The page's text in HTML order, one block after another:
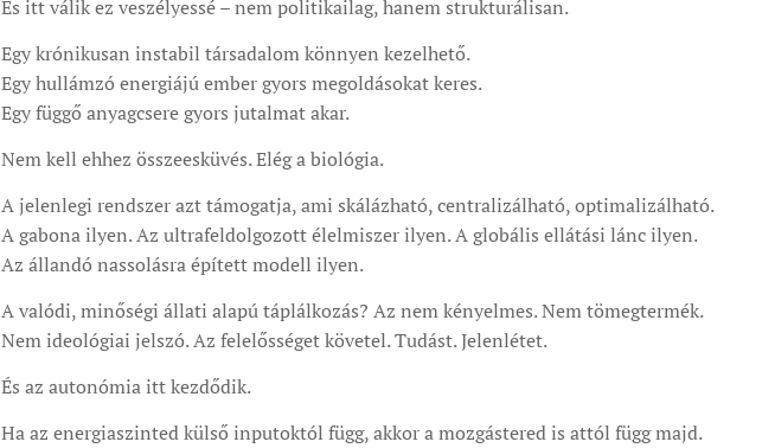
És itt válik ez veszélyessé – nem politikailag, hanem strukturálisan.
Egy krónikusan instabil társadalom könnyen kezelhető.
Egy hullámzó energiájú ember gyors megoldásokat keres.
Egy függő anyagcsere gyors jutalmat akar.
Nem kell ehhez összeesküvés. Elég a biológia.
A jelenlegi rendszer azt támogatja, ami skálázható, centralizálható, optimalizálható.
A gabona ilyen. Az ultrafeldolgozott élelmiszer ilyen. A globális ellátási lánc ilyen.
Az állandó nassolásra épített modell ilyen.
A valódi, minőségi állati alapú táplálkozás? Az nem kényelmes. Nem tömegtermék.
Nem ideológiai jelszó. Az felelősséget követel. Tudást. Jelenlétet.
És az autonómia itt kezdődik.
Ha az energiaszinted külső inputoktól függ, akkor a mozgástered is attól függ majd.